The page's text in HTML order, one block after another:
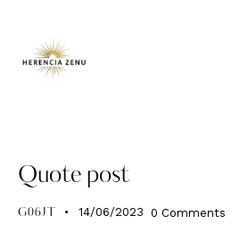
Quote post
G06JT 14/06/2023 0 Comments